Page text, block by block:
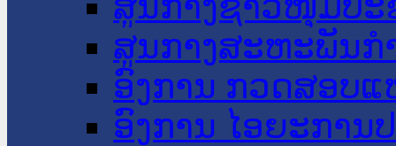
ສູນກາງສະຫະພັນກ
ອົງການ ກວດສອບແ
ອົງການ ໄອຍະການ